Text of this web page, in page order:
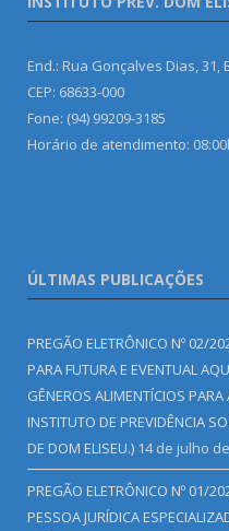
End.: Rua Gonçalves Dias,
CEP: 68633-000
Fone: (94) 99209-3185
Horário de atendimento:
ÚLTIMAS PUBLICAÇÕES
PREGÃO ELETRÔNICO Nº 02/
PARA FUTURA E EVENTUAL
GÊNEROS ALIMENTÍCIOS
INSTITUTO DE PREVIDÊNCIA
DE DOM ELISEU.) 14 de julho
PREGÃO ELETRÔNICO Nº 01/
PESSOA JURÍDICA